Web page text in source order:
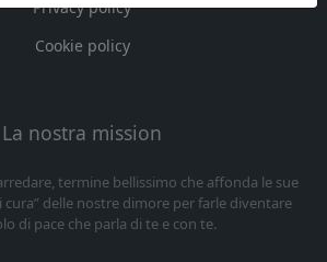
Privacy policy
Cookie policy
La nostra mission
termine bellissimo che affonda le sue
cura” delle nostre dimore per farle diventare
di pace che parla di te e con te.